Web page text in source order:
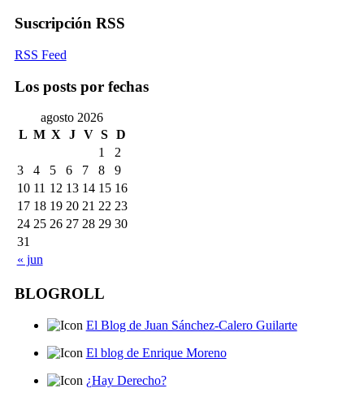
Suscripción RSS
RSS Feed
Los posts por fechas
agosto 2026
L M X J V S D
« jun
1
2
3
4 5 6 7 8
9
10 11 12 13 14 15 16
17 18 19 20 21 22 23
24 25 26 27 28 29 30
31
BLOGROLL
El Blog de Juan Sánchez-Calero Guilarte
El blog de Enrique Moreno
¿Hay Derecho?